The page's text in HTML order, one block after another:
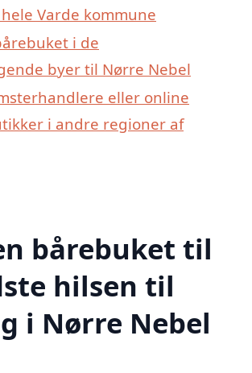
Varde kommune
i de
byer til Nørre Nebel
eller online
i andre regioner af
bårebuket til
hilsen til
i Nørre Nebel